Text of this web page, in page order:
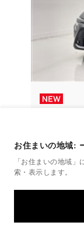
お住まいの地域:
「お住まいの地域
索・表示します。
中古車もト
273
※ 価格は展示